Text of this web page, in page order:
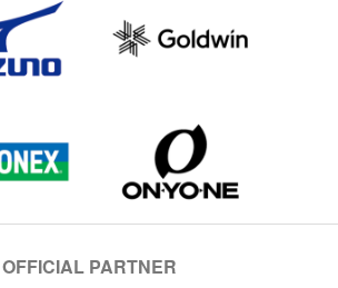
OFFICIAL PARTNER